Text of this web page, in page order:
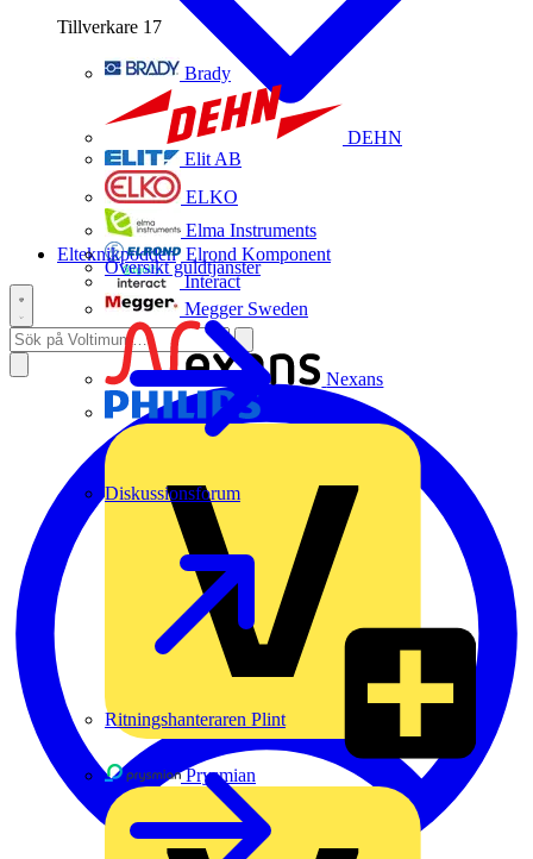
Tillverkare 17
Brady
DEHN
Elit AB
ELKO
Elma Instruments
Elrond Komponent
Interact
Megger Sweden
Nexans
Prysmian
Översikt guldtjänster
Diskussionsforum
Ritningshanteraren Plint
Elteknikpodden